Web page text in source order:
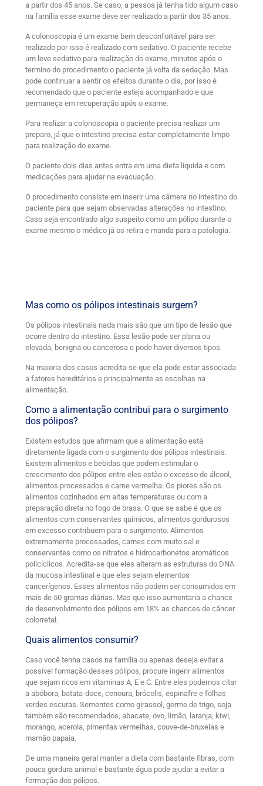
a partir dos 45 anos. Se caso, a pessoa já tenha tido algum caso
na família esse exame deve ser realizado a partir dos 35 anos.
A colonoscopia é um exame bem desconfortável para ser
realizado por isso é realizado com sedativo. O paciente recebe
um leve sedativo para realização do exame, minutos após o
termino do procedimento o paciente já volta da sedação. Mas
pode continuar a sentir os efeitos durante o dia, por isso é
recomendado que o paciente esteja acompanhado e que
permaneça em recuperação após o exame.
Para realizar a colonoscopia o paciente precisa realizar um
preparo, já que o intestino precisa estar completamente limpo
para realização do exame.
O paciente dois dias antes entra em uma dieta liquida e com
medicações para ajudar na evacuação.
O procedimento consiste em inserir uma câmera no intestino do
paciente para que sejam observadas alterações no intestino.
Caso seja encontrado algo suspeito como um pólipo durante o
exame mesmo o médico já os retira e manda para a patologia.
Mas como os pólipos intestinais surgem?
Os pólipos intestinais nada mais são que um tipo de lesão que
ocorre dentro do intestino. Essa lesão pode ser plana ou
elevada, benigna ou cancerosa e pode haver diversos tipos.
Na maioria dos casos acredita-se que ela pode estar associada
a fatores hereditários e principalmente as escolhas na
alimentação.
Como a alimentação contribui para o surgimento
dos pólipos?
Existem estudos que afirmam que a alimentação está
diretamente ligada com o surgimento dos pólipos intestinais.
Existem alimentos e bebidas que podem estimular o
crescimento dos pólipos entre eles estão o excesso de álcool,
alimentos processados e carne vermelha. Os piores são os
alimentos cozinhados em altas temperaturas ou com a
preparação direta no fogo de brasa. O que se sabe é que os
alimentos com conservantes químicos, alimentos gordurosos
em excesso contribuem para o surgimento. Alimentos
extremamente processados, carnes com muito sal e
conservantes como os nitratos e hidrocarbonetos aromáticos
policíclicos. Acredita-se que eles alteram as estruturas do DNA
da mucosa intestinal e que eles sejam elementos
cancerígenos. Esses alimentos não podem ser consumidos em
mais de 50 gramas diárias. Mas que isso aumentaria a chance
de desenvolvimento dos pólipos em 18% as chances de câncer
colorretal.
Quais alimentos consumir?
Caso você tenha casos na família ou apenas deseja evitar a
possível formação desses pólipos, procure ingerir alimentos
que sejam ricos em vitaminas A, E e C. Entre eles podemos citar
a abóbora, batata-doce, cenoura, brócolis, espinafre e folhas
verdes escuras. Sementes como girassol, germe de trigo, soja
também são recomendados, abacate, ovo, limão, laranja, kiwi,
morango, acerola, pimentas vermelhas, couve-de-bruxelas e
mamão papaia.
De uma maneira geral manter a dieta com bastante fibras, com
pouca gordura animal e bastante água pode ajudar a evitar a
formação dos pólipos.